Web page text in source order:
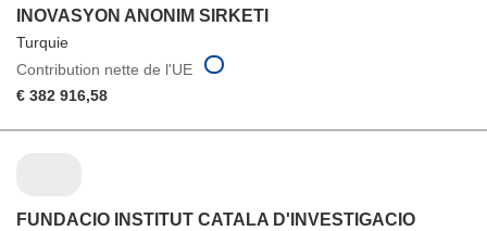
INOVASYON ANONIM SIRKETI
Turquie
Contribution nette de l'UE
€ 382 916,58
FUNDACIO INSTITUT CATALA D'INVESTIGACIO